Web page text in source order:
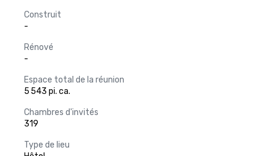
Construit
-
Rénové
-
Espace total de la réunion
5 543 pi. ca.
Chambres d'invités
319
Type de lieu